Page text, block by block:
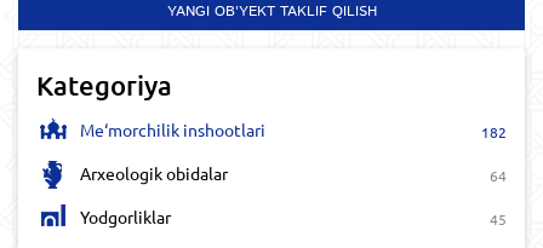
YANGI OB'YEKT TAKLIF QILISH
Kategoriya
Me‘morchilik inshootlari 182
Arxeologik obidalar 64
Yodgorliklar 45